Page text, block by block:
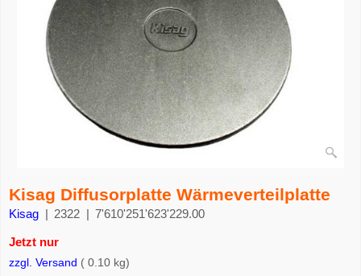
Kisag Diffusorplatte Wärmeverteilplatte
Kisag 2322 7'610'251'623'229.00
Jetzt nur
CHF14.00